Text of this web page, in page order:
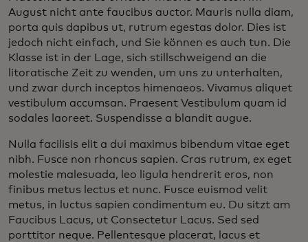
August nicht ante faucibus auctor. Mauris nulla diam,
porta quis dapibus ut, rutrum egestas dolor. Dies ist
jedoch nicht einfach, und Sie können es auch tun. Die
Klasse ist in der Lage, sich stillschweigend an die
litoratische Zeit zu wenden, um uns zu unterhalten,
und zwar durch inceptos himenaeos. Vivamus aliquet
vestibulum accumsan. Praesent Vestibulum quam id
sodales laoreet. Suspendisse a blandit augue.
Nulla facilisis elit a dui maximus bibendum vitae eget
nibh. Fusce non rhoncus sapien. Cras rutrum, ex eget
molestie malesuada, leo ligula hendrerit eros, non
finibus metus lectus et nunc. Fusce euismod velit
metus, in luctus sapien condimentum eu. Du sitzt am
Faucibus Lacus, ut Consectetur Lacus. Sed sed
porttitor neque. Pellentesque placerat, lacus et